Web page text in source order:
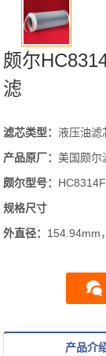
颇尔
滤
滤芯类型：液压油滤
产品原厂：美国颇尔
颇尔型号：
规格尺寸
外直径： 154.94mm，
产品介